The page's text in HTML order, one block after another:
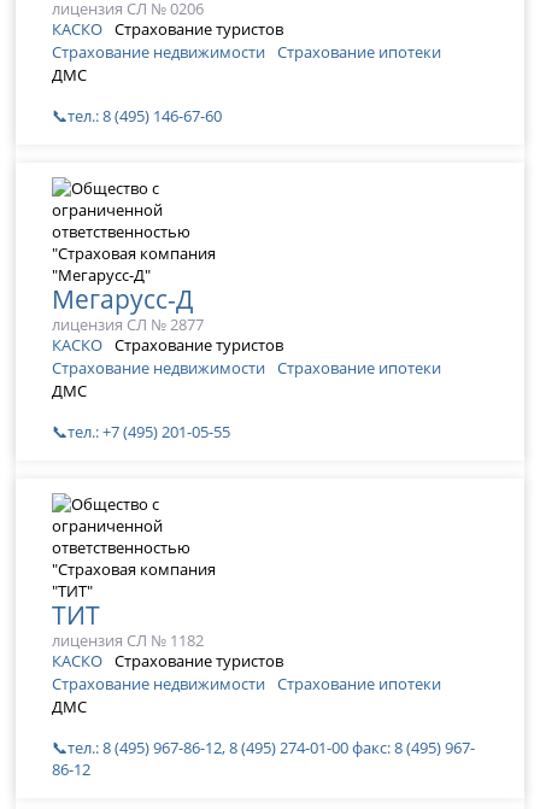
лицензия СЛ № 0206
КАСКО Страхование туристов
Страхование недвижимости Страхование ипотеки
ДМС
📞тел.: 8 (495) 146-67-60
Мегарусс-Д
лицензия СЛ № 2877
КАСКО Страхование туристов
Страхование недвижимости Страхование ипотеки
ДМС
📞тел.: +7 (495) 201-05-55
ТИТ
лицензия СЛ № 1182
КАСКО Страхование туристов
Страхование недвижимости Страхование ипотеки
ДМС
📞тел.: 8 (495) 967-86-12, 8 (495) 274-01-00 факс: 8 (495) 967-
86-12